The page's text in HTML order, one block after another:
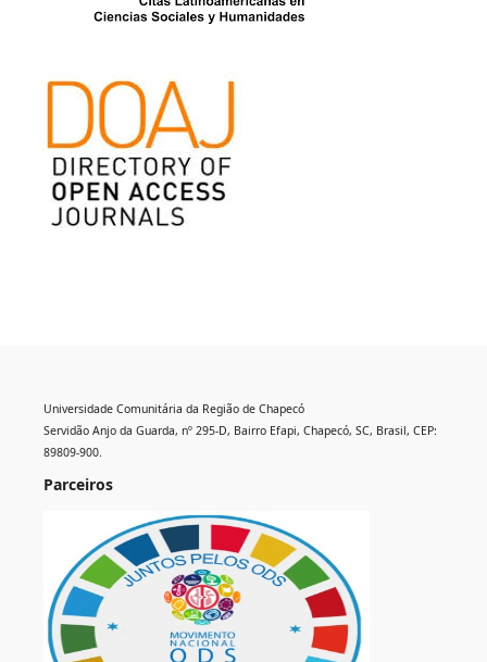
Universidade Comunitária da Região de Chapecó
Servidão Anjo da Guarda, nº 295-D, Bairro Efapi, Chapecó, SC, Brasil, CEP:
89809-900.
Parceiros